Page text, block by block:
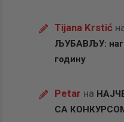
Tijana Krstić
ЉУБАВЉУ:
годину
Petar на
СА